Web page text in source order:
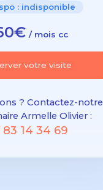
: indisponible
/ mois cc
votre visite
? Contactez-notre
Armelle Olivier :
83 14 34 69